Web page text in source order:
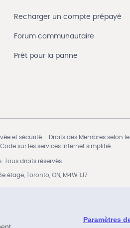
Recharger un compte prépayé
Forum communautaire
Prêt pour la panne
et sécurité Droits des Membres selon
sur les services Internet simplifié
Tous droits réservés.
étage, Toronto, ON, M4W 1J7
Paramètres